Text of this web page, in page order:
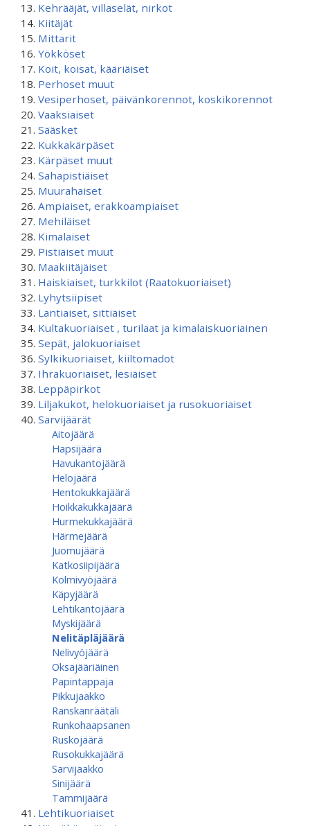
Kehrääjät, villaselät, nirkot
Kiitäjät
Mittarit
Yökköset
Koit, koisat, kääriäiset
Perhoset muut
Vesiperhoset, päivänkorennot, koskikorennot
Vaaksiaiset
Sääsket
Kukkakärpäset
Kärpäset muut
Sahapistiäiset
Muurahaiset
Ampiaiset, erakkoampiaiset
Mehiläiset
Kimalaiset
Pistiäiset muut
Maakiitäjäiset
Haiskiaiset, turkkilot (Raatokuoriaiset)
Lyhytsiipiset
Lantiaiset, sittiäiset
Kultakuoriaiset , turilaat ja kimalaiskuoriainen
Sepät, jalokuoriaiset
Sylkikuoriaiset, kiiltomadot
Ihrakuoriaiset, lesiäiset
Leppäpirkot
Liljakukot, helokuoriaiset ja rusokuoriaiset
Sarvijäärät
Aitojäärä
Hapsijäärä
Havukantojäärä
Helojäärä
Hentokukkajäärä
Hoikkakukkajäärä
Hurmekukkajäärä
Härmejäärä
Juomujäärä
Katkosiipijäärä
Kolmivyöjäärä
Käpyjäärä
Lehtikantojäärä
Myskijäärä
Nelitäpläjäärä
Nelivyöjäärä
Oksajääriäinen
Papintappaja
Pikkujaakko
Ranskanräätäli
Runkohaapsanen
Ruskojäärä
Rusokukkajäärä
Sarvijaakko
Sinijäärä
Tammijäärä
Lehtikuoriaiset